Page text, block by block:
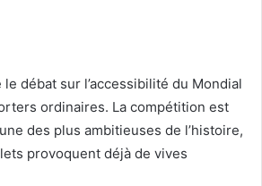
débat sur l’accessibilité du Mondial
ordinaires. La compétition est
des plus ambitieuses de l’histoire,
provoquent déjà de vives